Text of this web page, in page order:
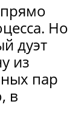
Но
дуэт
из
пар
в